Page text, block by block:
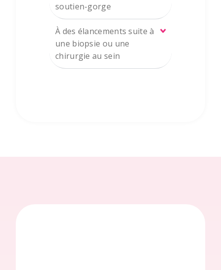
soutien-gorge
À des élancements suite à
une biopsie ou une
chirurgie au sein